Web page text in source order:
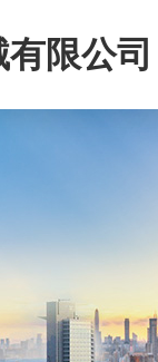
限公司